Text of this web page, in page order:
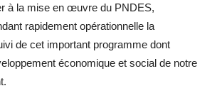
à la mise en œuvre du PNDES,
rapidement opérationnelle la
de cet important programme dont
économique et social de notre